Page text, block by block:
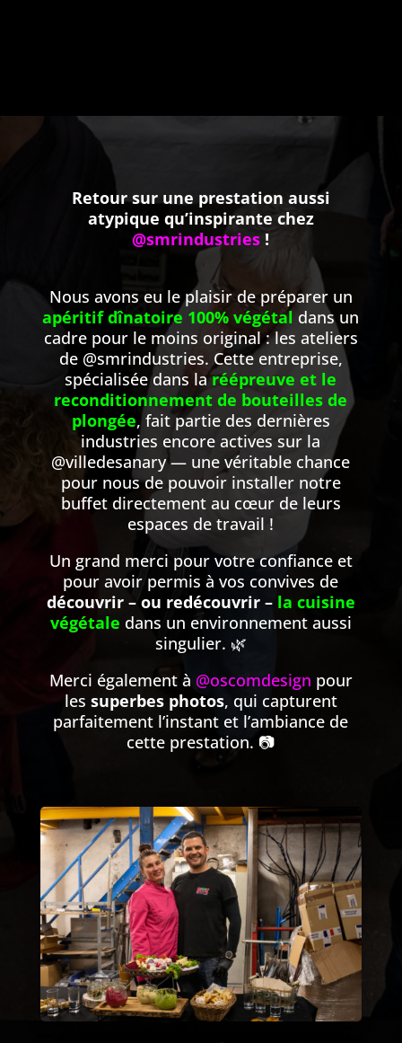
Retour sur une prestation aussi
atypique qu’inspirante chez
@smrindustries !
Nous avons eu le plaisir de préparer un
apéritif dînatoire 100% végétal dans un
cadre pour le moins original : les ateliers
de @smrindustries. Cette entreprise,
spécialisée dans laréépreuve et le
reconditionnement de bouteilles de
plongée, fait partie des dernières
industries encore actives sur la
@villedesanary — une véritable chance
pour nous de pouvoir installer notre
buffet directement au cœur de leurs
espaces de travail !
Un grand merci pour votre confiance et
pour avoir permis à vos convives de
découvrir – ou redécouvrir – la cuisine
végétale dans un environnement aussi
singulier. 🌿
Merci également à @oscomdesign pour
les superbes photos, qui capturent
parfaitement l’instant et l’ambiance de
cette prestation. 📷